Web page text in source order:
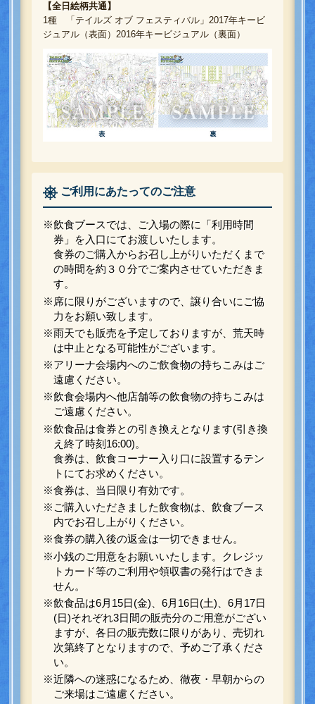
【全日絵柄共通】
1種 「テイルズ オブ フェスティバル」2017年キービ
ジュアル（表面）2016年キービジュアル（裏面）
ご利用にあたってのご注意
※飲食ブースでは、ご入場の際に「利用時間
券」を入口にてお渡しいたします。
食券のご購入からお召し上がりいただくまで
の時間を約３０分でご案内させていただきま
す。
※席に限りがございますので、譲り合いにご協
力をお願い致します。
※雨天でも販売を予定しておりますが、荒天時
は中止となる可能性がございます。
※アリーナ会場内へのご飲食物の持ちこみはご
遠慮ください。
※飲食会場内へ他店舗等の飲食物の持ちこみは
ご遠慮ください。
※飲食品は食券との引き換えとなります(引き換
え終了時刻16:00)。
食券は、飲食コーナー入り口に設置するテン
トにてお求めください。
※食券は、当日限り有効です。
※ご購入いただきました飲食物は、飲食ブース
内でお召し上がりください。
※食券の購入後の返金は一切できません。
※小銭のご用意をお願いいたします。クレジッ
トカード等のご利用や領収書の発行はできま
せん。
※飲食品は6月15日(金)、6月16日(土)、6月17日
(日)それぞれ3日間の販売分のご用意がござい
ますが、各日の販売数に限りがあり、売切れ
次第終了となりますので、予めご了承くださ
い。
※近隣への迷惑になるため、徹夜・早朝からの
ご来場はご遠慮ください。